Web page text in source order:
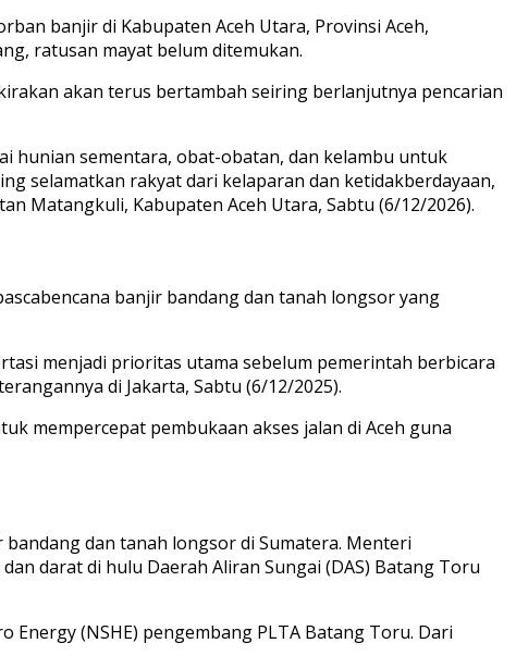
banjir di Kabupaten Aceh Utara, Provinsi Aceh,
ratusan mayat belum ditemukan.
akan terus bertambah seiring berlanjutnya pencarian
hunian sementara, obat-obatan, dan kelambu untuk
selamatkan rakyat dari kelaparan dan ketidakberdayaan,
Matangkuli, Kabupaten Aceh Utara, Sabtu (6/12/2026).
banjir bandang dan tanah longsor yang
menjadi prioritas utama sebelum pemerintah berbicara
di Jakarta, Sabtu (6/12/2025).
mempercepat pembukaan akses jalan di Aceh guna
dan tanah longsor di Sumatera. Menteri
darat di hulu Daerah Aliran Sungai (DAS) Batang Toru
Energy (NSHE) pengembang PLTA Batang Toru. Dari